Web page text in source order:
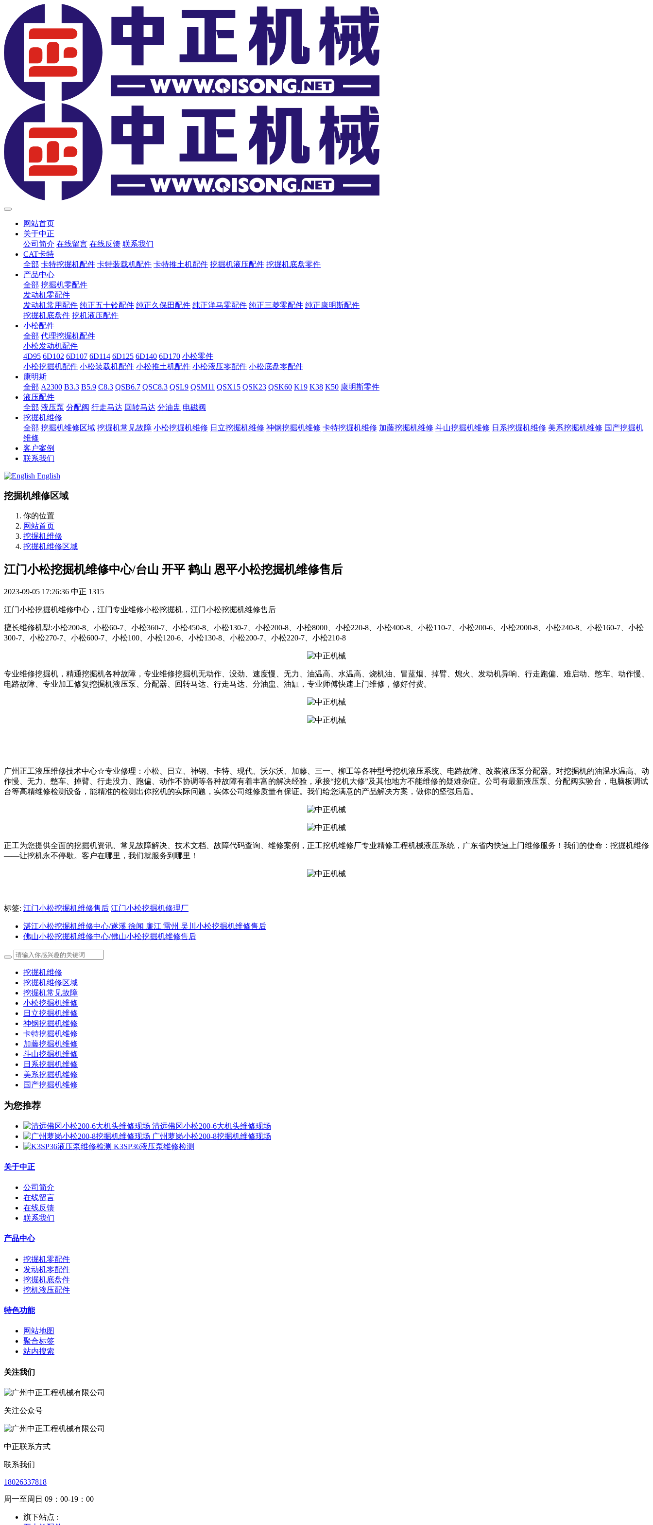
网站首页
关于中正
公司简介 在线留言 在线反馈 联系我们
CAT卡特
全部 卡特挖掘机配件 卡特装载机配件 卡特推土机配件 挖掘机液压配件 挖掘机底盘零件
产品中心
全部 挖掘机零配件
发动机零配件
发动机常用配件 纯正五十铃配件 纯正久保田配件 纯正洋马零配件 纯正三菱零配件 纯正康明斯配件
挖掘机底盘件 挖机液压配件
小松配件
全部 代理挖掘机配件
小松发动机配件
4D95 6D102 6D107 6D114 6D125 6D140 6D170 小松零件
小松挖掘机配件 小松装载机配件 小松推土机配件 小松液压零配件 小松底盘零配件
康明斯
全部 A2300 B3.3 B5.9 C8.3 QSB6.7 QSC8.3 QSL9 QSM11 QSX15 QSK23 QSK60 K19 K38 K50 康明斯零件
液压配件
全部 液压泵 分配阀 行走马达 回转马达 分油盅 电磁阀
挖掘机维修
全部 挖掘机维修区域 挖掘机常见故障 小松挖掘机维修 日立挖掘机维修 神钢挖掘机维修 卡特挖掘机维修 加藤挖掘机维修 斗山挖掘机维修 日系挖掘机维修 美系挖掘机维修 国产挖掘机
维修
客户案例
联系我们
English
挖掘机维修区域
你的位置
网站首页
挖掘机维修
挖掘机维修区域
江门小松挖掘机维修中心/台山 开平 鹤山 恩平小松挖掘机维修售后
2023-09-05 17:26:36 中正 1315
江门小松挖掘机维修中心，江门专业维修小松挖掘机，江门小松挖掘机维修售后
擅长维修机型:小松200-8、小松60-7、小松360-7、小松450-8、小松130-7、小松200-8、小松8000、小松220-8、小松400-8、小松110-7、小松200-6、小松2000-8、小松240-8、小松160-7、小松
300-7、小松270-7、小松600-7、小松100、小松120-6、小松130-8、小松200-7、小松220-7、小松210-8
专业维修挖掘机，精通挖掘机各种故障，专业维修挖掘机无动作、没劲、速度慢、无力、油温高、水温高、烧机油、冒蓝烟、掉臂、熄火、发动机异响、行走跑偏、难启动、憋车、动作慢、
电路故障、专业加工修复挖掘机液压泵、分配器、回转马达、行走马达、分油盅、油缸，专业师傅快速上门维修，修好付费。
广州正工液压维修技术中心☆专业修理：小松、日立、神钢、卡特、现代、沃尔沃、加藤、三一、柳工等各种型号挖机液压系统、电路故障、改装液压泵分配器。对挖掘机的油温水温高、动
作慢、无力、憋车、掉臂、行走没力、跑偏、动作不协调等各种故障有着丰富的解决经验，承接“挖机大修”及其他地方不能维修的疑难杂症。公司有最新液压泵、分配阀实验台，电脑板调试
台等高精维修检测设备，能精准的检测出你挖机的实际问题，实体公司维修质量有保证。我们给您满意的产品解决方案，做你的坚强后盾。
正工为您提供全面的挖掘机资讯、常见故障解决、技术文档、故障代码查询、维修案例，正工挖机维修厂专业精修工程机械液压系统，广东省内快速上门维修服务！我们的使命：挖掘机维修
——让挖机永不停歇。客户在哪里，我们就服务到哪里！
标签: 江门小松挖掘机维修售后 江门小松挖掘机修理厂
湛江小松挖掘机维修中心/遂溪 徐闻 廉江 雷州 吴川小松挖掘机维修售后
佛山小松挖掘机维修中心/佛山小松挖掘机维修售后
挖掘机维修
挖掘机维修区域
挖掘机常见故障
小松挖掘机维修
日立挖掘机维修
神钢挖掘机维修
卡特挖掘机维修
加藤挖掘机维修
斗山挖掘机维修
日系挖掘机维修
美系挖掘机维修
国产挖掘机维修
为您推荐
清远佛冈小松200-6大机头维修现场
广州萝岗小松200-8挖掘机维修现场
K3SP36液压泵维修检测
关于中正
公司简介
在线留言
在线反馈
联系我们
产品中心
挖掘机零配件
发动机零配件
挖掘机底盘件
挖机液压配件
特色功能
网站地图
聚合标签
站内搜索
关注我们
关注公众号
中正联系方式
联系我们
18026337818
周一至周日 09：00-19：00
旗下站点 :